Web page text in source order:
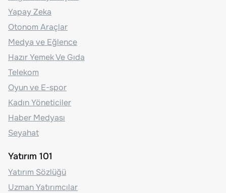
Yapay Zeka
Otonom Araçlar
Medya ve Eğlence
Hazır Yemek Ve Gıda
Telekom
Oyun ve E-spor
Kadın Yöneticiler
Haber Medyası
Seyahat
Yatırım 101
Yatırım Sözlüğü
Uzman Yatırımcılar